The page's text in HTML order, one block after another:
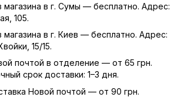
магазина в г. Сумы — бесплатно. Адрес:
105.
магазина в г. Киев — бесплатно. Адрес:
15/15.
почтой в отделение — от 65 грн.
срок доставки: 1–3 дня.
Новой почтой — от 90 грн.